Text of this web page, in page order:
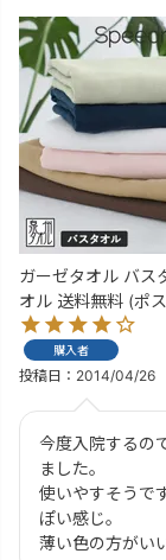
ガーゼタオル バス
オル 送料無料 (ポ
購入者
投稿日 2014/04/26
今度入院するの
ました。
使いやすそうで
ぽい感じ。
薄い色の方がい